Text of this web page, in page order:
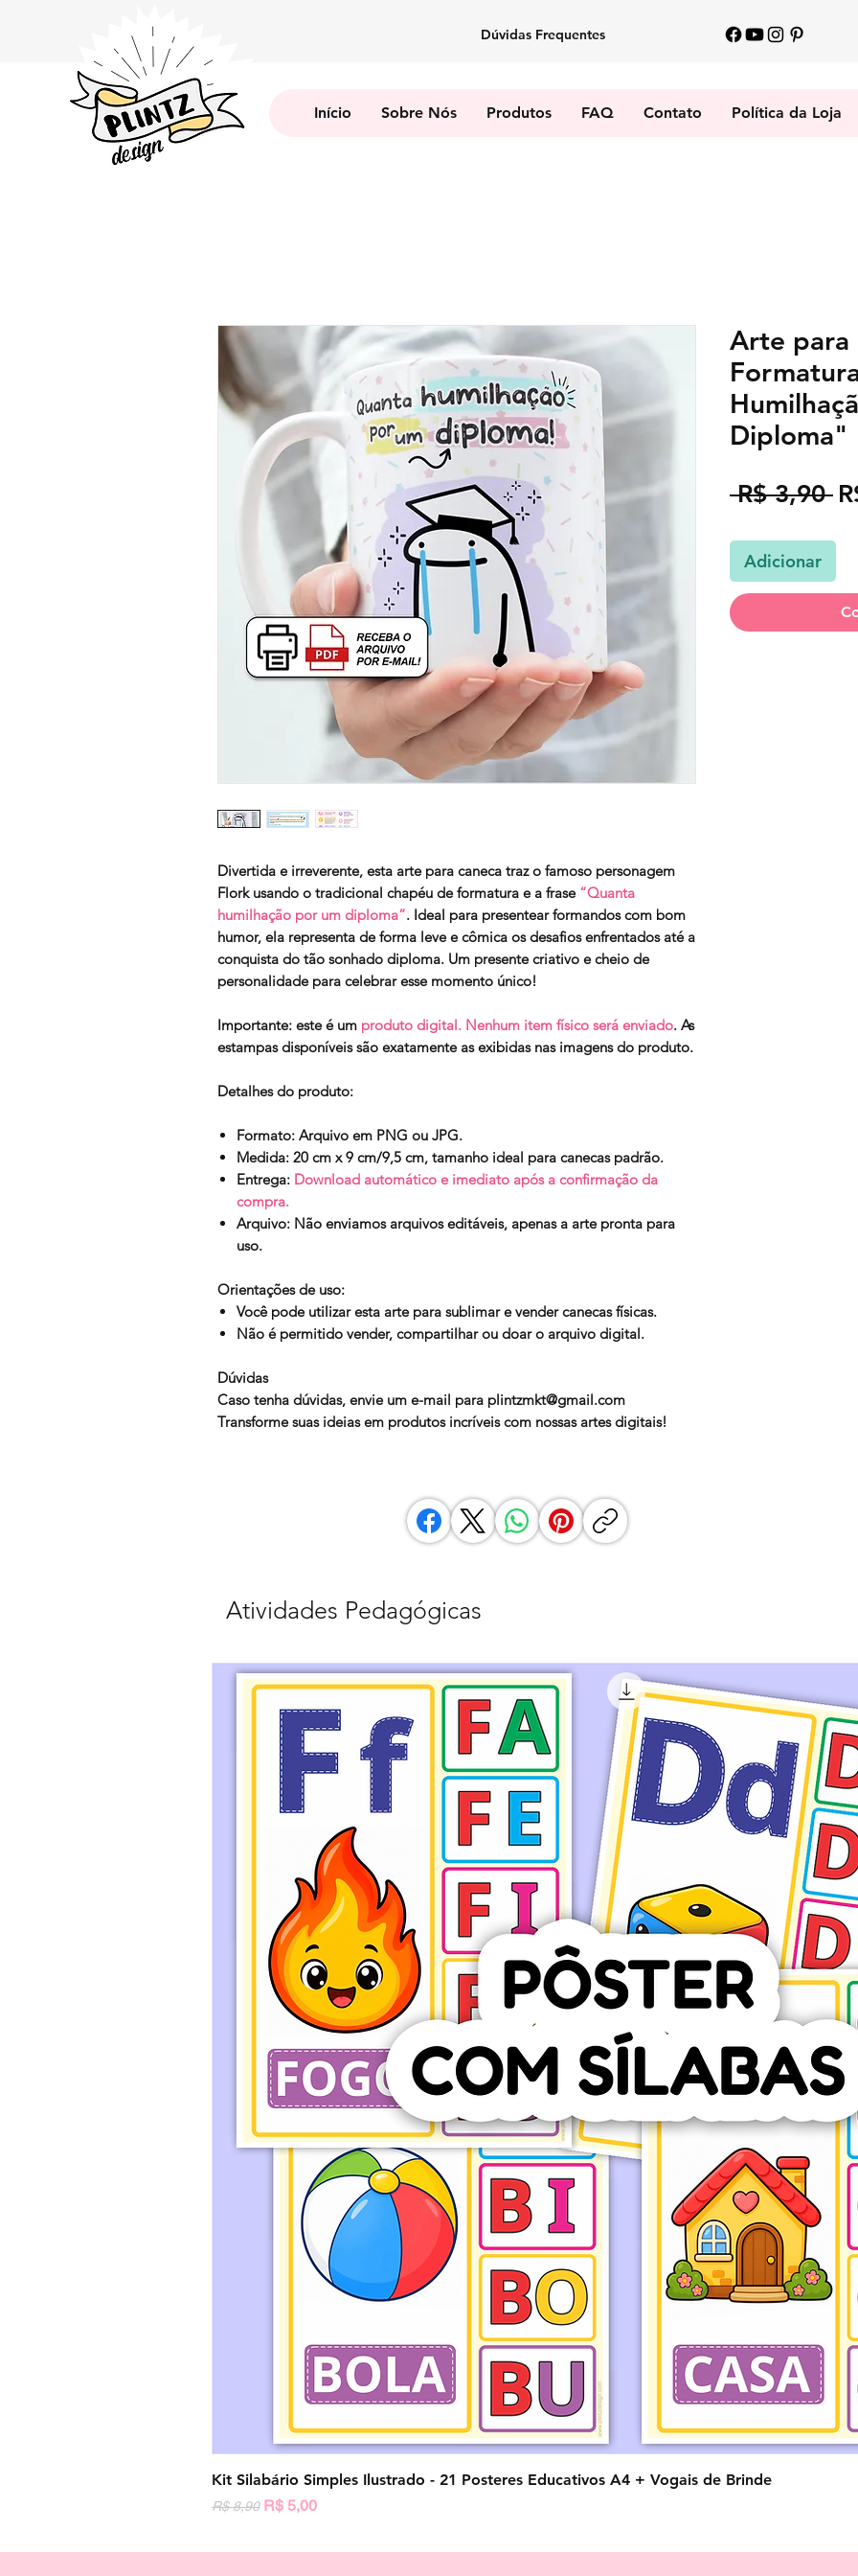
Dúvidas Frequentes
Início Sobre Nós Produtos FAQ Contato Política da Loja
Divertida e irreverente, esta arte para caneca traz o famoso personagem
Flork usando o tradicional chapéu de formatura e a frase “Quanta
humilhação por um diploma”. Ideal para presentear formandos com bom
humor, ela representa de forma leve e cômica os desafios enfrentados até a
conquista do tão sonhado diploma. Um presente criativo e cheio de
personalidade para celebrar esse momento único!
Importante: este é um produto digital. Nenhum item físico será enviado. As
estampas disponíveis são exatamente as exibidas nas imagens do produto.
Detalhes do produto:
Formato: Arquivo em PNG ou JPG.
Medida: 20 cm x 9 cm/9,5 cm, tamanho ideal para canecas padrão.
Entrega: Download automático e imediato após a confirmação da
compra.
Arquivo: Não enviamos arquivos editáveis, apenas a arte pronta para
uso.
Orientações de uso:
Você pode utilizar esta arte para sublimar e vender canecas físicas.
Não é permitido vender, compartilhar ou doar o arquivo digital.
Dúvidas
Caso tenha dúvidas, envie um e-mail para plintzmkt@gmail.com
Transforme suas ideias em produtos incríveis com nossas artes digitais!
Arte para
Diploma"
R$ 3,90
Adicionar
Atividades Pedagógicas
Visualização rápida
Kit Silabário Simples Ilustrado - 21 Posteres Educativos A4 + Vogais de Brinde
Preço normal
R$ 8,90 Preço promocional
R$ 5,00